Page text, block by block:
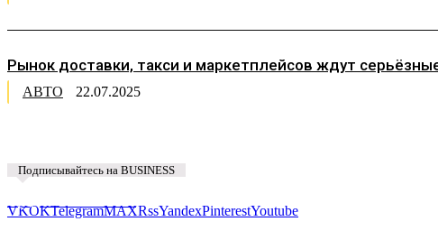
Рынок доставки, такси и маркетплейсов ждут
АВТО 22.07.2025
Подписывайтесь на BUSINESS
VKOKTelegramMAXRssYandexPinterestYoutube